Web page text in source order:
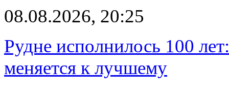
08.08.2026, 20:25
Рудне исполнилось 100
меняется к лучшему